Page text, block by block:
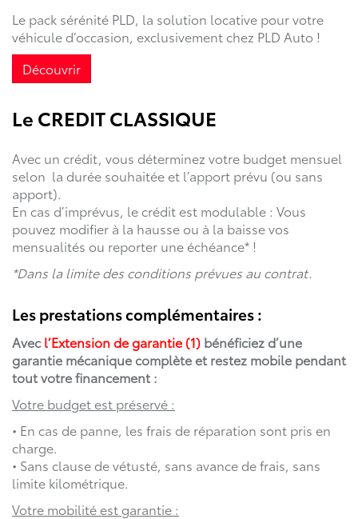
Le pack sérénité PLD, la solution locative pour votre
véhicule d’occasion, exclusivement chez PLD Auto !
Découvrir
Le CREDIT CLASSIQUE
Avec un crédit, vous déterminez votre budget mensuel
selon la durée souhaitée et l’apport prévu (ou sans
apport).
En cas d’imprévus, le crédit est modulable : Vous
pouvez modifier à la hausse ou à la baisse vos
mensualités ou reporter une échéance* !
*Dans la limite des conditions prévues au contrat.
Les prestations complémentaires :
Avecl’Extension de garantie (1) bénéficiez d’une
garantie mécanique complète et restez mobile pendant
tout votre financement :
Votre budget est préservé :
• En cas de panne, les frais de réparation sont pris en
charge.
• Sans clause de vétusté, sans avance de frais, sans
limite kilométrique.
Votre mobilité est garantie :